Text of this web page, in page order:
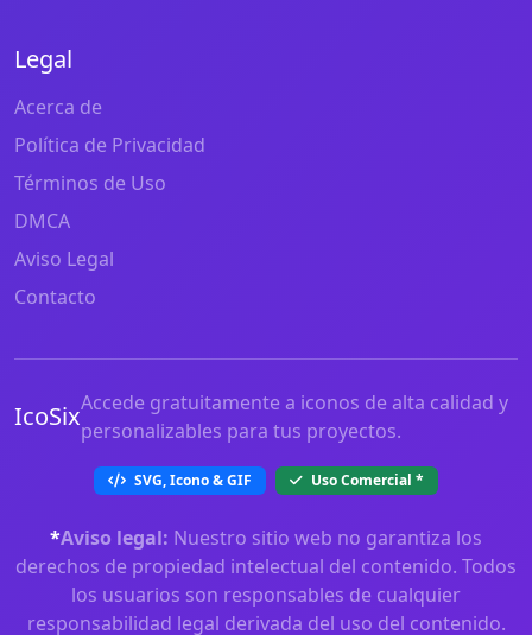
Legal
Acerca de
Política de Privacidad
Términos de Uso
DMCA
Aviso Legal
Contacto
IcoSixAccede gratuitamente a iconos de alta calidad y
personalizables para tus proyectos.
SVG, Icono & GIF Uso Comercial *
*Aviso legal: Nuestro sitio web no garantiza los
derechos de propiedad intelectual del contenido. Todos
los usuarios son responsables de cualquier
responsabilidad legal derivada del uso del contenido.